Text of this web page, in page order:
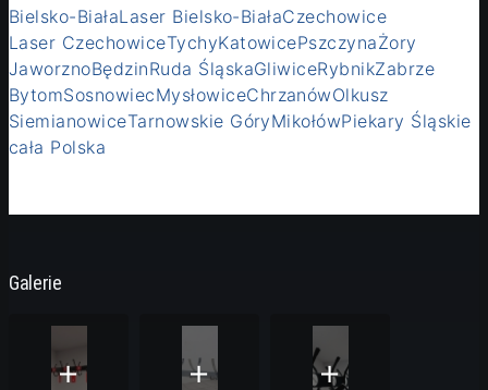
Bielsko-BiałaLaser Bielsko-BiałaCzechowice
Laser CzechowiceTychyKatowicePszczynaŻory
JaworznoBędzinRuda ŚląskaGliwiceRybnikZabrze
BytomSosnowiecMysłowiceChrzanówOlkusz
SiemianowiceTarnowskie GóryMikołówPiekary Śląskie
cała Polska
Galerie